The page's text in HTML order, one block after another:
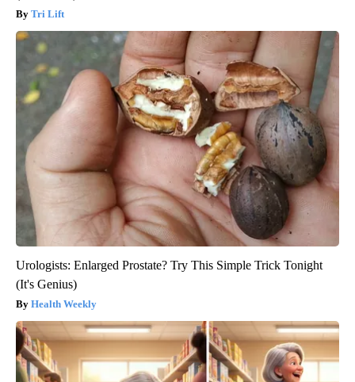
Tri Lift
Urologists: Enlarged Prostate? Try This Simple Trick Tonight
(It's Genius)
Health Weekly